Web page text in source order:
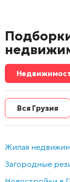
Вся Грузия
Жилая
Загородные